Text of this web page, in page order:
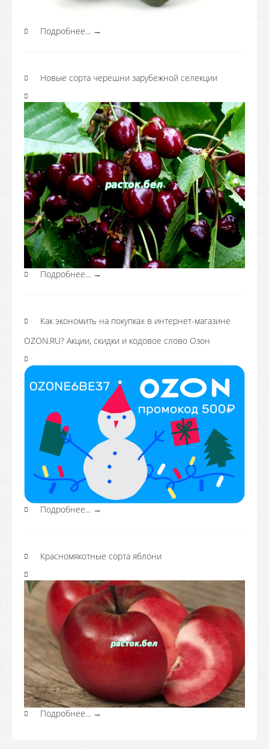
Подробнее... →
Новые сорта черешни зарубежной селекции
Подробнее... →
Как экономить на покупках в интернет-магазине
OZON.RU? Акции, скидки и кодовое слово Озон
Подробнее... →
Красномякотные сорта яблони
Подробнее... →